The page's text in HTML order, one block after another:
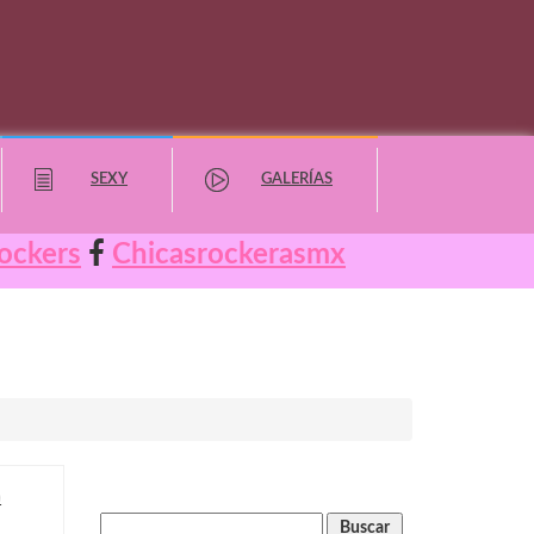
SEXY GALERÍAS
Chicasrockerasmx